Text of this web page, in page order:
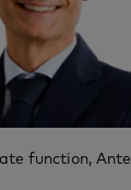
function,